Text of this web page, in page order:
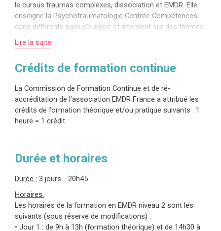
le cursus traumas complexes, dissociation et EMDR. Elle
enseigne la Psychotraumatologie Centrée Compétences
dans différents pays d’Europe et intervient sur des thèmes
liés à la dissociation et à la prise en charge des traumas
complexes, traumas transgénérationnels. Hélène a
boîte de vitesse, une structure de traitement pour un travail
collage de la famille symbolique, un outil permettant
d’œuvrer pour une stabilisation relationnelle. Hélène est
auteur et co-auteur de plusieurs articles en
psychotraumatologie.
Lire la suite
Crédits de formation continue
La Commission de Formation Continue et de ré-
accréditation de l’association EMDR France a attribué les
crédits de formation théorique et/ou pratique suivants : 1
heure = 1 crédit
Durée et horaires
Durée : 3 jours - 20h45
Horaires:
Les horaires de la formation en EMDR niveau 2 sont les
suivants (sous réserve de modifications) :
• Jour 1 : de 9h à 13h (formation théorique) et de 14h30 à